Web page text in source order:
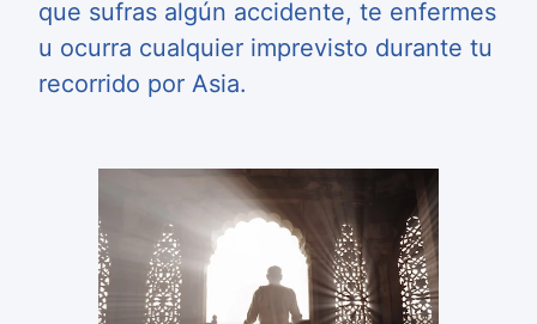
que sufras algún accidente, te enfermes
u ocurra cualquier imprevisto durante tu
recorrido por Asia.